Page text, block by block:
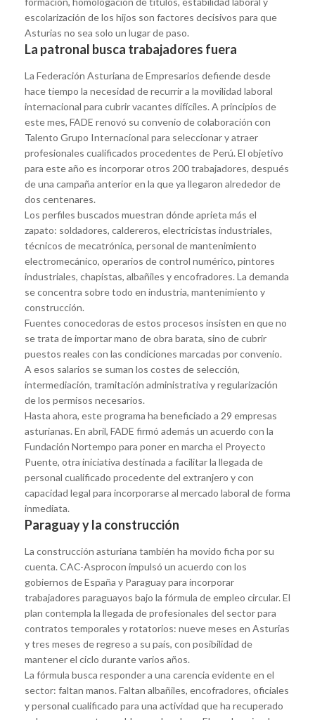
escolarización de los hijos son factores decisivos para que
Asturias no sea solo un lugar de paso.
La patronal busca trabajadores fuera
La Federación Asturiana de Empresarios defiende desde
hace tiempo la necesidad de recurrir a la movilidad laboral
internacional para cubrir vacantes difíciles. A principios de
este mes, FADE renovó su convenio de colaboración con
Talento Grupo Internacional para seleccionar y atraer
profesionales cualificados procedentes de Perú. El objetivo
para este año es incorporar otros 200 trabajadores, después
de una campaña anterior en la que ya llegaron alrededor de
dos centenares.
Los perfiles buscados muestran dónde aprieta más el
zapato: soldadores, caldereros, electricistas industriales,
técnicos de mecatrónica, personal de mantenimiento
electromecánico, operarios de control numérico, pintores
industriales, chapistas, albañiles y encofradores. La demanda
se concentra sobre todo en industria, mantenimiento y
construcción.
Fuentes conocedoras de estos procesos insisten en que no
se trata de importar mano de obra barata, sino de cubrir
puestos reales con las condiciones marcadas por convenio.
A esos salarios se suman los costes de selección,
intermediación, tramitación administrativa y regularización
de los permisos necesarios.
Hasta ahora, este programa ha beneficiado a 29 empresas
asturianas. En abril, FADE firmó además un acuerdo con la
Fundación Nortempo para poner en marcha el Proyecto
Puente, otra iniciativa destinada a facilitar la llegada de
personal cualificado procedente del extranjero y con
capacidad legal para incorporarse al mercado laboral de forma
inmediata.
Paraguay y la construcción
La construcción asturiana también ha movido ficha por su
cuenta. CAC-Asprocon impulsó un acuerdo con los
gobiernos de España y Paraguay para incorporar
trabajadores paraguayos bajo la fórmula de empleo circular. El
plan contempla la llegada de profesionales del sector para
contratos temporales y rotatorios: nueve meses en Asturias
y tres meses de regreso a su país, con posibilidad de
mantener el ciclo durante varios años.
La fórmula busca responder a una carencia evidente en el
sector: faltan manos. Faltan albañiles, encofradores, oficiales
y personal cualificado para una actividad que ha recuperado